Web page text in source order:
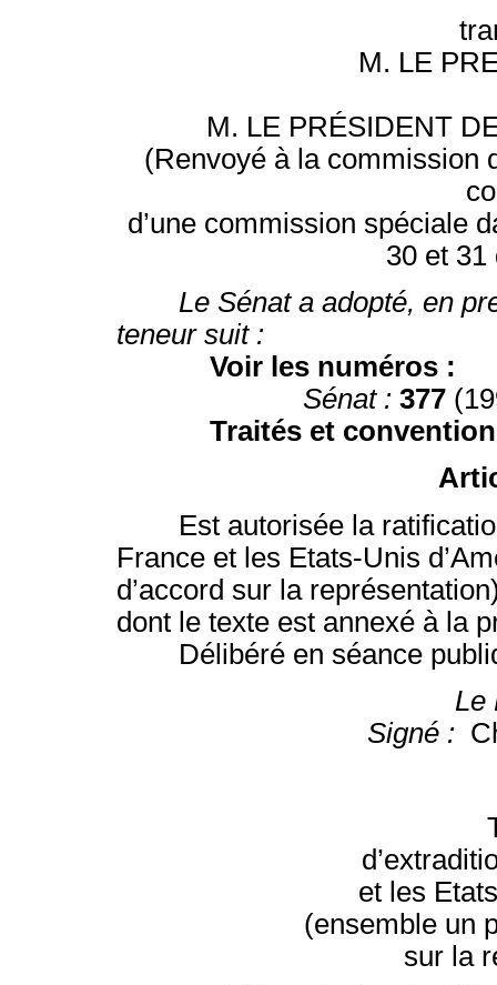
M. LE
M. LE PRÉSIDENT
(Renvoyé à la commission
d’une commission spéciale
30 et 31
Le Sénat a adopté, en
teneur suit :
Voir les numéros :
Sénat : 377
Traités et
Est autorisée la ratification
France et les Etats-Unis
d’accord sur la
dont le texte est annexé à la
Délibéré en séance
Le
Signé :
et les
(ensemble un
sur la